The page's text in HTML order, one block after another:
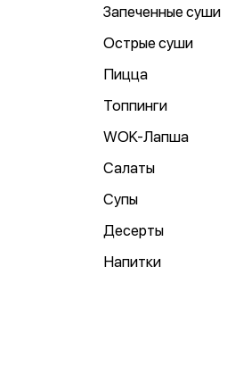
Запеченные суши
Острые суши
Пицца
Топпинги
WOK-Лапша
Салаты
Супы
Десерты
Напитки